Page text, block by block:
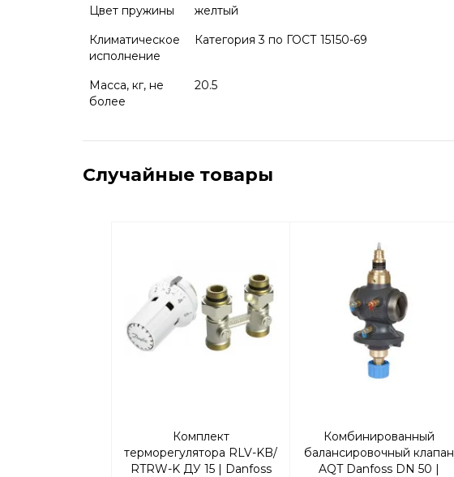
Цвет пружины
желтый
Климатическое
исполнение
Категория 3 по ГОСТ 15150-69
Масса, кг, не
более
20.5
Случайные товары
Комплект
терморегулятора RLV-KB/
RTRW-K ДУ 15 | Danfoss
Комбинированный
балансировочный клапан
AQT Danfoss DN 50 |